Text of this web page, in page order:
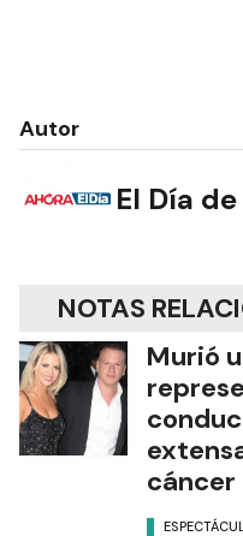
Autor
El Día
NOTAS
Murió
cáncer